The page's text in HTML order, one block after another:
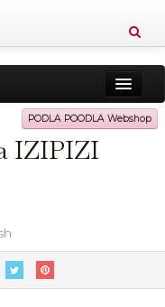
Vitkost
Recepti
PODLA POODLA Webshop
IZIPIZI